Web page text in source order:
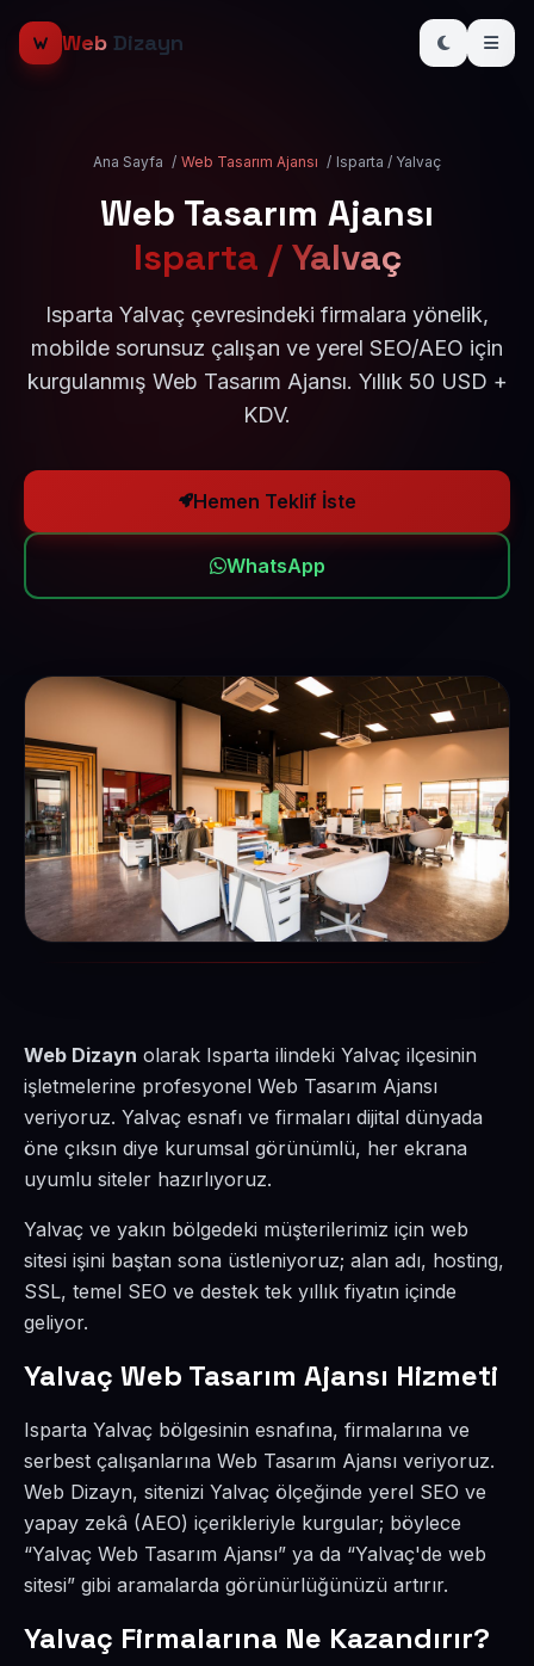
Web Dizayn
Ana Sayfa / Web Tasarım Ajansı / Isparta / Yalvaç
Web Tasarım Ajansı
Isparta / Yalvaç
Isparta Yalvaç çevresindeki firmalara yönelik,
mobilde sorunsuz çalışan ve yerel SEO/AEO için
kurgulanmış Web Tasarım Ajansı. Yıllık 50 USD +
KDV.
Hemen Teklif İste
WhatsApp
Web Dizayn olarak Isparta ilindeki Yalvaç ilçesinin
işletmelerine profesyonel Web Tasarım Ajansı
veriyoruz. Yalvaç esnafı ve firmaları dijital dünyada
öne çıksın diye kurumsal görünümlü, her ekrana
uyumlu siteler hazırlıyoruz.
Yalvaç ve yakın bölgedeki müşterilerimiz için web
sitesi işini baştan sona üstleniyoruz; alan adı, hosting,
SSL, temel SEO ve destek tek yıllık fiyatın içinde
geliyor.
Yalvaç Web Tasarım Ajansı Hizmeti
Isparta Yalvaç bölgesinin esnafına, firmalarına ve
serbest çalışanlarına Web Tasarım Ajansı veriyoruz.
Web Dizayn, sitenizi Yalvaç ölçeğinde yerel SEO ve
yapay zekâ (AEO) içerikleriyle kurgular; böylece
“Yalvaç Web Tasarım Ajansı” ya da “Yalvaç'de web
sitesi” gibi aramalarda görünürlüğünüzü artırır.
Yalvaç Firmalarına Ne Kazandırır?